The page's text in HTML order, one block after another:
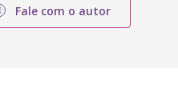
Fale com o autor